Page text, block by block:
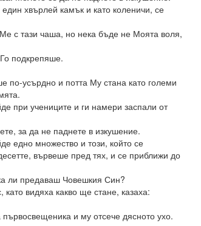
хвърлей камък и като коленичи, се
с тази чаша, но нека бъде не Моята воля,
подкрепяше.
по-усърдно и потта Му стана като големи
при учениците и ги намери заспали от
за да не паднете в изкушение.
едно множество и този, който се
вървеше пред тях, и се приближи до
ли предаваш Човешкия Син?
като видяха какво ще стане, казаха:
и му отсече дясното ухо.